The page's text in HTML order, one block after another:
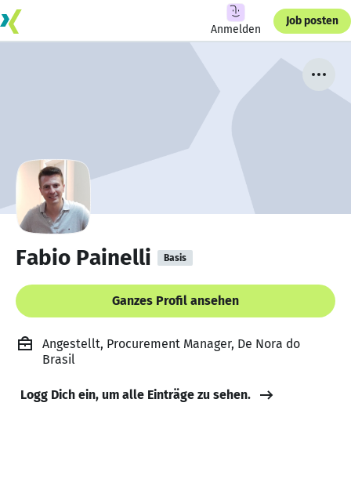
Anmelden
Job posten
Fabio Painelli Basis
Ganzes Profil ansehen
Angestellt, Procurement Manager, De Nora do
Brasil
Logg Dich ein, um alle Einträge zu sehen.